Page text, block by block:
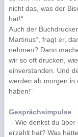
nicht das, was der
hat!“
Auch der
Martinus“, fragt er,
nehmen? Dann
wir so oft drucken,
einverstanden. Und
werden ab morgen in
haben!“
Gesprächsimpulse
- Wie denkst du
erzählt hat? Was